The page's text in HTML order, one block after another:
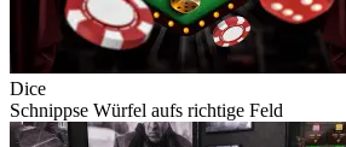
Dice
Schnippse Würfel aufs richtige Feld